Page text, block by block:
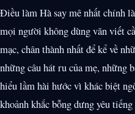
Điều làm Hà say mê nhất chính
mọi người không dùng văn viết
mạc, chân thành nhất để kể về
những câu hát ru của mẹ, những
hiểu lầm hài hước vì khác biệt
khoảnh khắc bỗng dưng yêu